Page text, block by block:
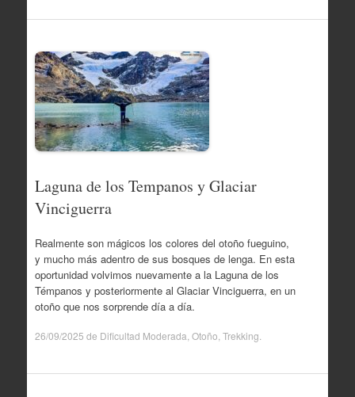
Laguna de los Tempanos y Glaciar
Vinciguerra
Realmente son mágicos los colores del otoño fueguino,
y mucho más adentro de sus bosques de lenga. En esta
oportunidad volvimos nuevamente a la Laguna de los
Témpanos y posteriormente al Glaciar Vinciguerra, en un
otoño que nos sorprende día a día.
26/09/2025 de Dificultad Moderada Otoño Trekking